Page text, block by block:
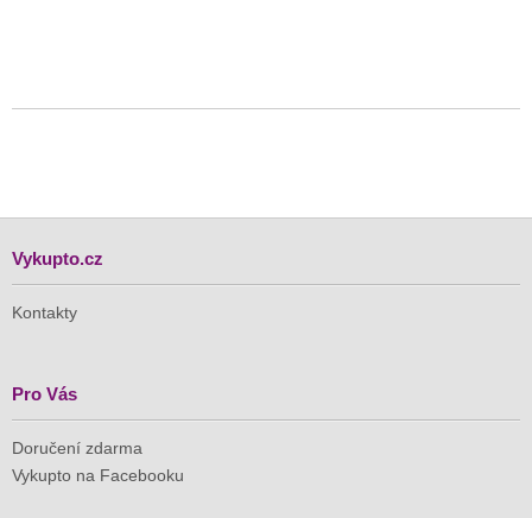
Vykupto.cz
Kontakty
Pro Vás
Doručení zdarma
Vykupto na Facebooku